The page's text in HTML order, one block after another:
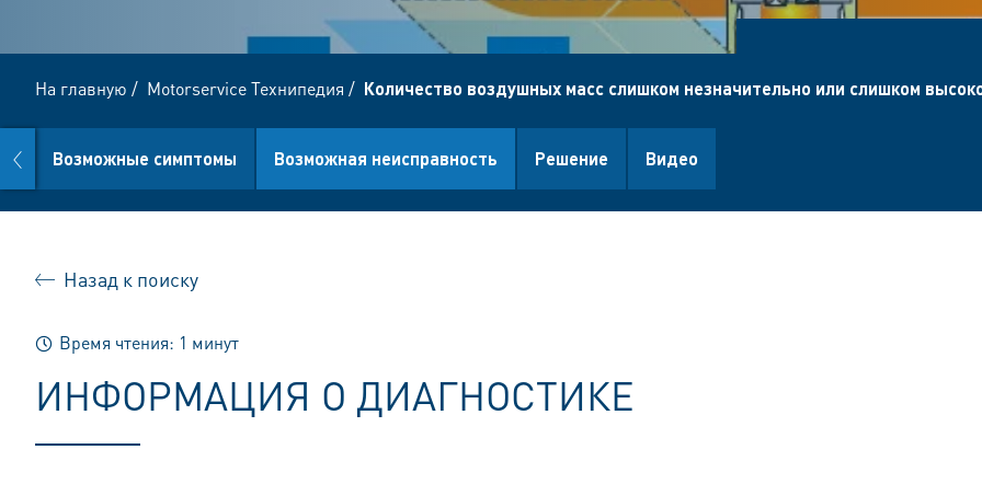
На главную / Motorservice Технипедия / Количество воздушных масс слишком незначительно или слишком
prev Возможные симптомы Возможная неисправность Решение Видео
Назад к поиску
Время чтения: 1 минут
ИНФОРМАЦИЯ О ДИАГНОСТИКЕ